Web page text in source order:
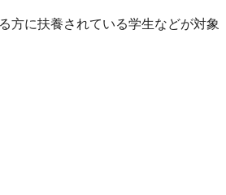
方に扶養されている学生などが対象